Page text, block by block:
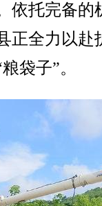
依托完备的
正全力以赴
袋子”。